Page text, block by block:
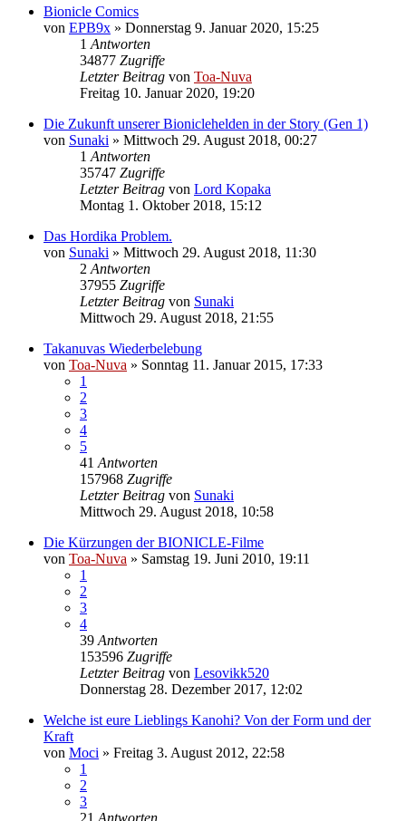
Bionicle Comics
von EPB9x » Donnerstag 9. Januar 2020, 15:25
1 Antworten
34877 Zugriffe
Letzter Beitrag von Toa-Nuva
Freitag 10. Januar 2020, 19:20
Die Zukunft unserer Bioniclehelden in der Story (Gen 1)
von Sunaki » Mittwoch 29. August 2018, 00:27
1 Antworten
35747 Zugriffe
Letzter Beitrag von Lord Kopaka
Montag 1. Oktober 2018, 15:12
Das Hordika Problem.
von Sunaki » Mittwoch 29. August 2018, 11:30
2 Antworten
37955 Zugriffe
Letzter Beitrag von Sunaki
Mittwoch 29. August 2018, 21:55
Takanuvas Wiederbelebung
von Toa-Nuva » Sonntag 11. Januar 2015, 17:33
1
2
3
4
5
41 Antworten
157968 Zugriffe
Letzter Beitrag von Sunaki
Mittwoch 29. August 2018, 10:58
Die Kürzungen der BIONICLE-Filme
von Toa-Nuva » Samstag 19. Juni 2010, 19:11
1
2
3
4
39 Antworten
153596 Zugriffe
Letzter Beitrag von Lesovikk520
Donnerstag 28. Dezember 2017, 12:02
Welche ist eure Lieblings Kanohi? Von der Form und der
Kraft
von Moci » Freitag 3. August 2012, 22:58
1
2
3
21 Antworten